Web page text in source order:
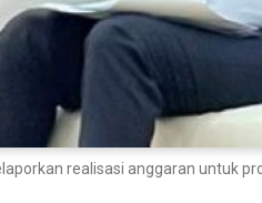
realisasi anggaran untuk